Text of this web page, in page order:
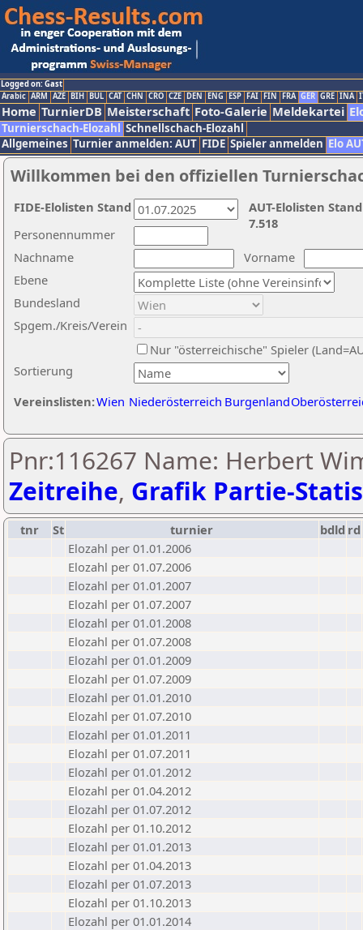
Logged on: Gast
Arabic ARM AZE BIH BUL CAT CHN CRO CZE DEN ENG ESP FAI FIN FRA GER GRE INA
Home TurnierDB Meisterschaft Foto-Galerie Meldekartei
Turnierschach-Elozahl Schnellschach-Elozahl
Allgemeines Turnier anmelden: AUT FIDE Spieler anmelden Elo
Willkommen bei den offiziellen
Nachname
Vorname
Ebene
Sortierung
Personennummer
Bundesland
Spgem./Kreis/Verein
Nur "österreichische" Spieler
Vereinslisten:Wien Niederösterreich Burgenland
AUT-Elolisten
7.518
FIDE-Elolisten Stand
Pnr:116267 Name: Herbert
Zeitreihe, Grafik Partie-
tnr St turnier bdld rd
Elozahl per 01.01.2006
Elozahl per 01.07.2006
Elozahl per 01.01.2007
Elozahl per 01.07.2007
Elozahl per 01.01.2008
Elozahl per 01.07.2008
Elozahl per 01.01.2009
Elozahl per 01.07.2009
Elozahl per 01.01.2010
Elozahl per 01.07.2010
Elozahl per 01.01.2011
Elozahl per 01.07.2011
Elozahl per 01.01.2012
Elozahl per 01.04.2012
Elozahl per 01.07.2012
Elozahl per 01.10.2012
Elozahl per 01.01.2013
Elozahl per 01.04.2013
Elozahl per 01.07.2013
Elozahl per 01.10.2013
Elozahl per 01.01.2014